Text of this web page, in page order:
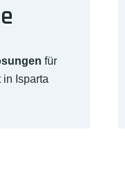
für
in Isparta